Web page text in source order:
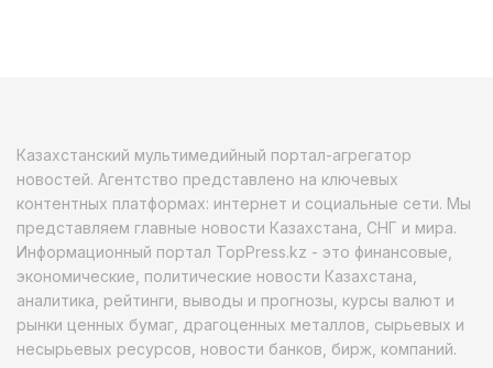
Казахстанский мультимедийный портал-агрегатор
новостей. Агентство представлено на ключевых
контентных платформах: интернет и социальные сети. Мы
представляем главные новости Казахстана, СНГ и мира.
Информационный портал TopPress.kz - это финансовые,
экономические, политические новости Казахстана,
аналитика, рейтинги, выводы и прогнозы, курсы валют и
рынки ценных бумаг, драгоценных металлов, сырьевых и
несырьевых ресурсов, новости банков, бирж, компаний.